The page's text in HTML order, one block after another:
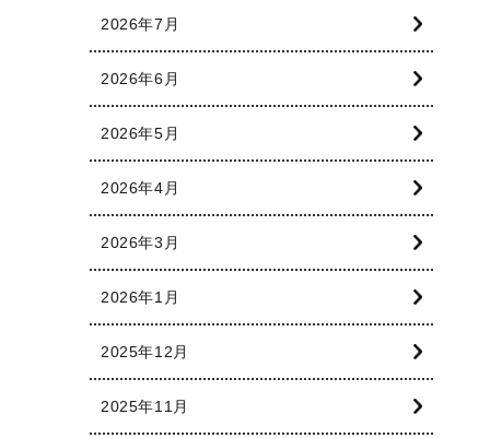
2026年7月
2026年6月
2026年5月
2026年4月
2026年3月
2026年1月
2025年12月
2025年11月